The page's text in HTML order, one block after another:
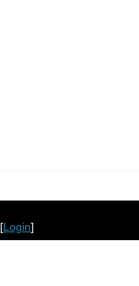
[Login]